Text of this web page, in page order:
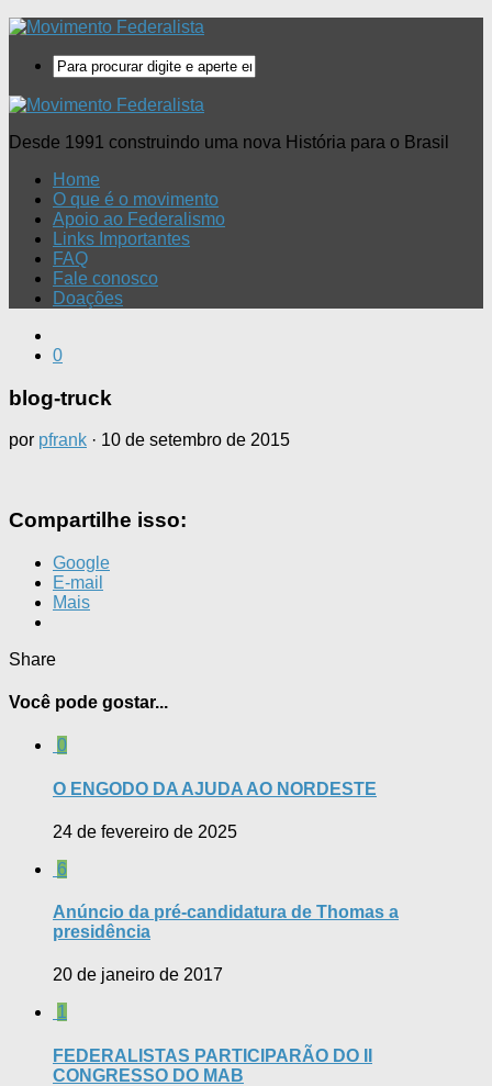
Desde 1991 construindo uma nova História para o Brasil
Home
O que é o movimento
Apoio ao Federalismo
Links Importantes
FAQ
Fale conosco
Doações
0
blog-truck
por pfrank · 10 de setembro de 2015
Compartilhe isso:
Google
E-mail
Mais
Share
Você pode gostar...
0
O ENGODO DA AJUDA AO NORDESTE
24 de fevereiro de 2025
6
Anúncio da pré-candidatura de Thomas a
presidência
20 de janeiro de 2017
1
FEDERALISTAS PARTICIPARÃO DO II
CONGRESSO DO MAB